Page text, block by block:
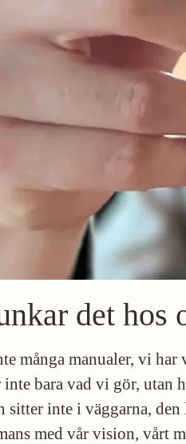
det hos
många manualer, vi har
inte bara vad vi gör, utan
sitter inte i väggarna,
med vår vision, vårt